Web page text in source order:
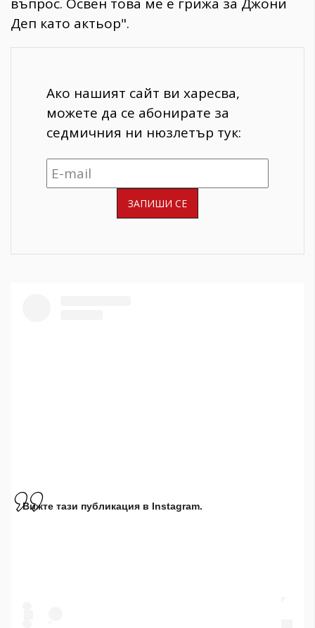
Деп като актьор".
Ако нашият сайт ви харесва,
можете да се абонирате за
седмичния ни нюзлетър тук:
Вижте тази публикация в Instagram.